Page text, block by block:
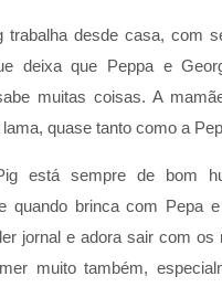
trabalha desde casa, com
deixa que Peppa e
muitas coisas. A
quase tanto como a
está sempre de bom
quando brinca com Pepa
jornal e adora sair com os
muito também,